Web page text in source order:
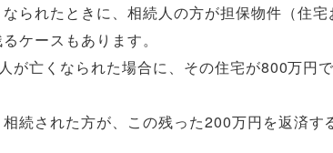
られたときに、相続人の方が担保物件（住
ケースもあります。
が亡くなられた場合に、その住宅が800万円
続された方が、この残った200万円を返済す